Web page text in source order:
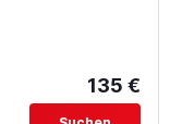
135 €